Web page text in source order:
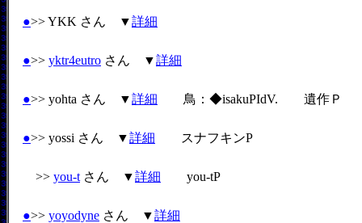
●>> YKK さん ▼詳細
●>> yktr4eutro さん ▼詳細
●>> yohta さん ▼詳細 鳥：◆isakuPIdV. 遺作Ｐ
●>> yossi さん ▼詳細 スナフキンP
>> you-t さん ▼詳細 you-tP
●>> yoyodyne さん ▼詳細